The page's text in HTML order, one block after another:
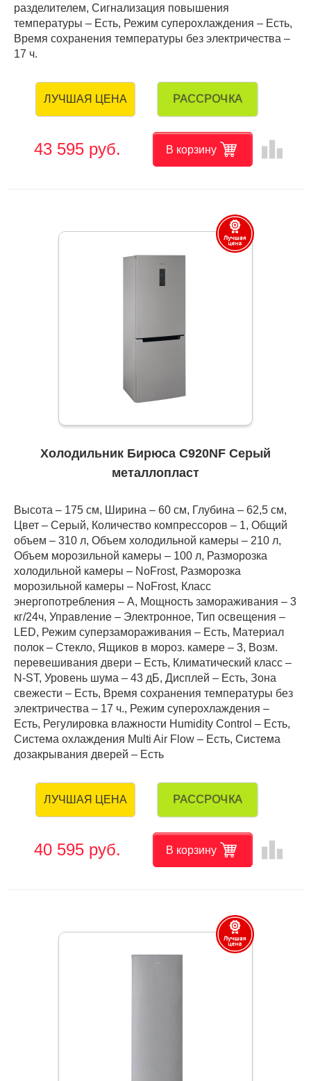
разделителем, Сигнализация повышения
температуры – Есть, Режим суперохлаждения – Есть,
Время сохранения температуры без электричества –
17 ч.
ЛУЧШАЯ ЦЕНА РАССРОЧКА
43 595 руб. В корзину leaderboard
Холодильник Бирюса C920NF Серый
металлопласт
Высота – 175 см, Ширина – 60 см, Глубина – 62,5 см,
Цвет – Серый, Количество компрессоров – 1, Общий
объем – 310 л, Объем холодильной камеры – 210 л,
Объем морозильной камеры – 100 л, Разморозка
холодильной камеры – NoFrost, Разморозка
морозильной камеры – NoFrost, Класс
энергопотребления – А, Мощность замораживания – 3
кг/24ч, Управление – Электронное, Тип освещения –
LED, Режим суперзамораживания – Есть, Материал
полок – Стекло, Ящиков в мороз. камере – 3, Возм.
перевешивания двери – Есть, Климатический класс –
N-ST, Уровень шума – 43 дБ, Дисплей – Есть, Зона
свежести – Есть, Время сохранения температуры без
электричества – 17 ч., Режим суперохлаждения –
Есть, Регулировка влажности Humidity Control – Есть,
Система охлаждения Multi Air Flow – Есть, Система
дозакрывания дверей – Есть
ЛУЧШАЯ ЦЕНА РАССРОЧКА
40 595 руб. В корзину leaderboard